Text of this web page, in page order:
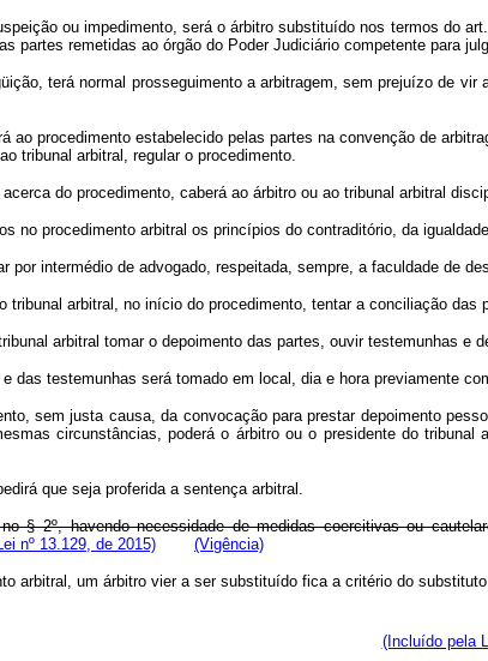
ou impedimento, será o árbitro substituído nos termos do
partes remetidas ao órgão do Poder Judiciário competente para
terá normal prosseguimento a arbitragem, sem prejuízo de
ao procedimento estabelecido pelas partes na convenção de
tribunal arbitral, regular o procedimento.
do procedimento, caberá ao árbitro ou ao tribunal arbitral
no procedimento arbitral os princípios do contraditório, da
por intermédio de advogado, respeitada, sempre, a faculdade de
tribunal arbitral, no início do procedimento, tentar a conciliação das
arbitral tomar o depoimento das partes, ouvir testemunhas
das testemunhas será tomado em local, dia e hora previamente
sem justa causa, da convocação para prestar depoimento
circunstâncias, poderá o árbitro ou o presidente do
que seja proferida a sentença arbitral.
§ 2º, havendo necessidade de medidas coercitivas ou
nº 13.129, de 2015) (Vigência)
arbitral, um árbitro vier a ser substituído fica a critério do
(Incluído pela